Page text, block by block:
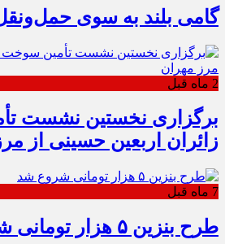
گامی بلند به سوی
2 ماه قبل
برگزاری نخستین نشست
زائران اربعین حسینی از
7 ماه قبل
طرح بنزین ۵ هزار تومانی شروع شد